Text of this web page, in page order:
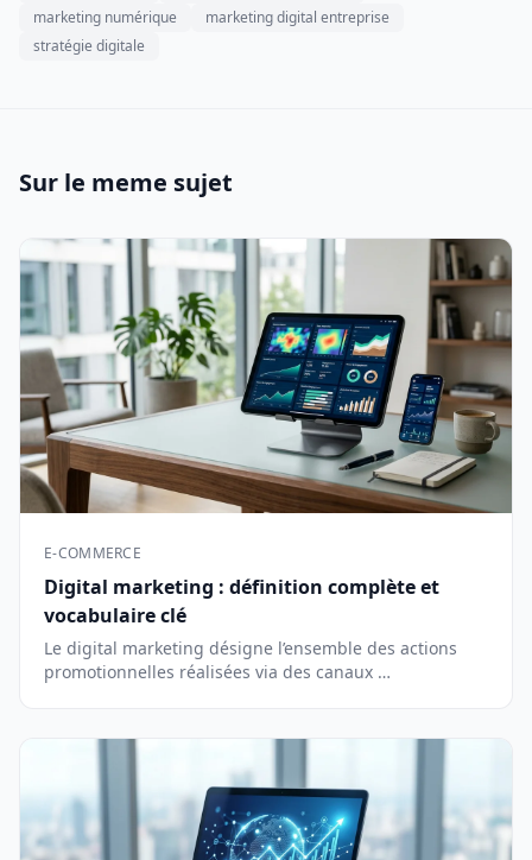
marketing numérique
marketing digital entreprise
stratégie digitale
Sur le meme sujet
E-COMMERCE
Digital marketing : définition complète et
vocabulaire clé
Le digital marketing désigne l’ensemble des actions
promotionnelles réalisées via des canaux …